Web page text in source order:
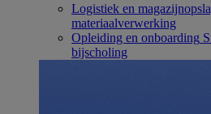
Logistiek en
materiaalverwerking
Opleiding en onboarding
bijscholing